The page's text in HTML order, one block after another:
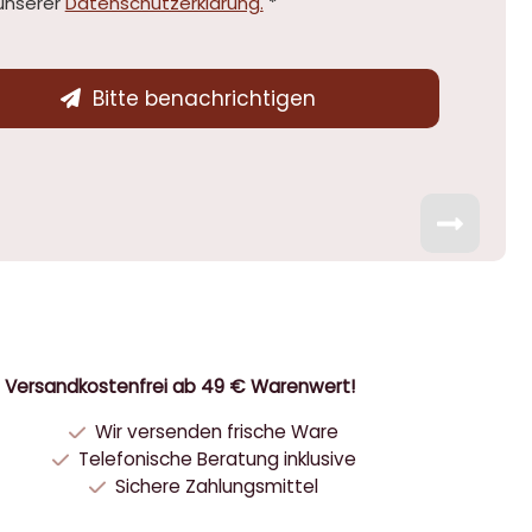
Bitte benachrichtigen
Versandkostenfrei ab 49 € Warenwert!
Wir versenden frische Ware
Telefonische Beratung inklusive
Sichere Zahlungsmittel